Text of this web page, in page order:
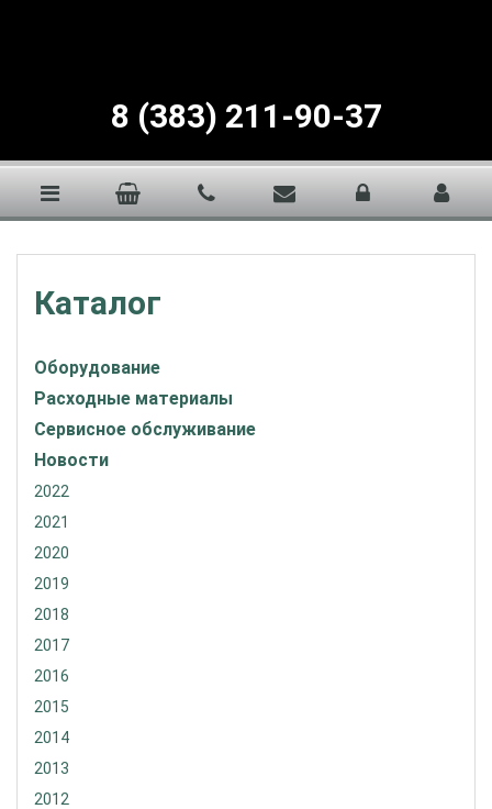
8 (383) 211-90-37
Каталог
Оборудование
Расходные материалы
Сервисное обслуживание
Новости
2022
2021
2020
2019
2018
2017
2016
2015
2014
2013
2012